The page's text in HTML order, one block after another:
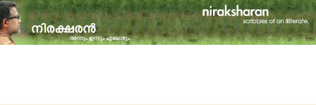
niraksharan (നിരക്ഷരൻ)
travelogues, book reviews, social issues,
cinema, memories & lot more…